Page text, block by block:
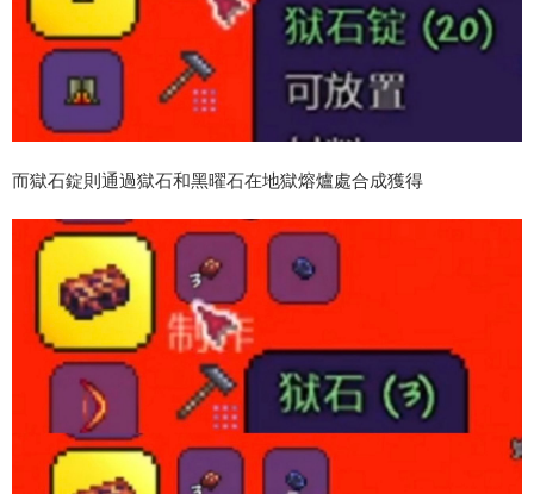
而獄石錠則通過獄石和黑曜石在地獄熔爐處合成獲得